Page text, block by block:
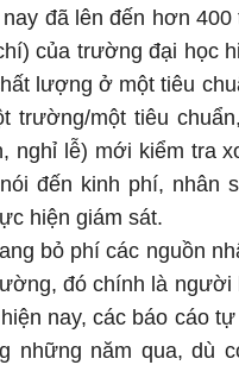
đã lên đến hơn
của trường đại học
lượng ở một tiêu
trường/một tiêu
nghỉ lễ) mới kiểm tra
đến kinh phí, nhân
hiện giám sát.
bỏ phí các nguồn
đó chính là người
nay, các báo cáo
những năm qua, dù